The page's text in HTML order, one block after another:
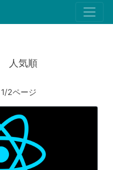
人気順
2ページ